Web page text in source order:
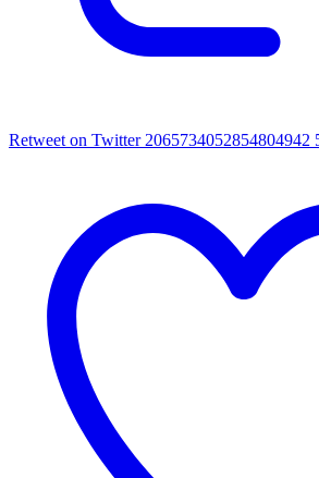
Retweet on Twitter 2065734052854804942